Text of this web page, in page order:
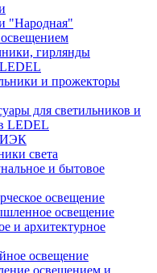
"Народная"
гирлянды
и прожекторы
для светильников и
LEDEL
ИЭК
света
и бытовое
освещение
освещение
и архитектурное
освещение
освещением и